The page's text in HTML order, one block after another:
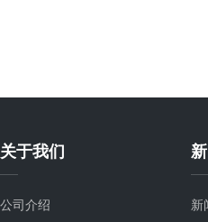
关于我们
公司介绍
新